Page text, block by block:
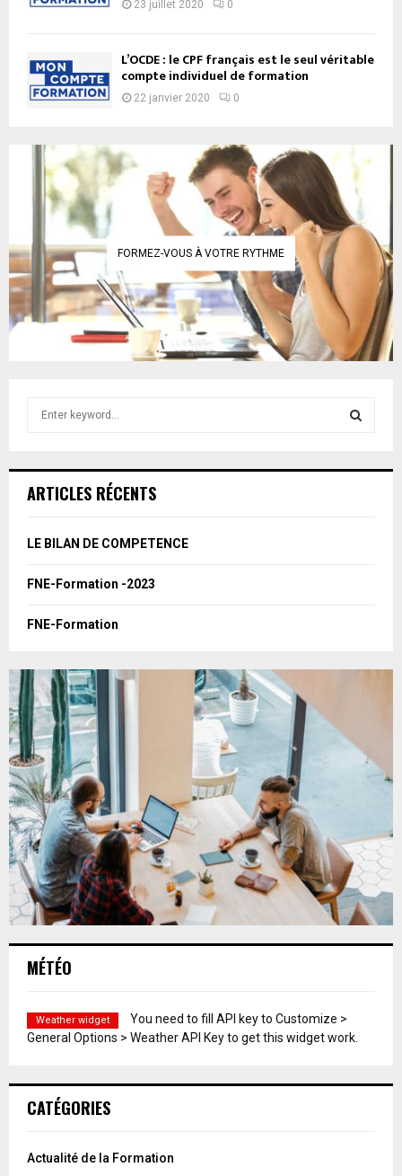
23 juillet 2020 0
L’OCDE : le CPF français est le seul véritable
compte individuel de formation
22 janvier 2020 0
FORMEZ-VOUS À VOTRE RYTHME
h
o
:
ARTICLES RÉCENTS
LE BILAN DE COMPETENCE
FNE-Formation -2023
FNE-Formation
MÉTÉO
Weather widget
You need to fill API key to Customize >
General Options > Weather API Key to get this widget work.
CATÉGORIES
Actualité de la Formation